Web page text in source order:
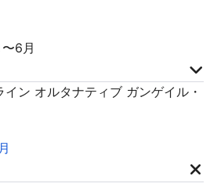
6月
ン オルタナティブ ガンゲイル・